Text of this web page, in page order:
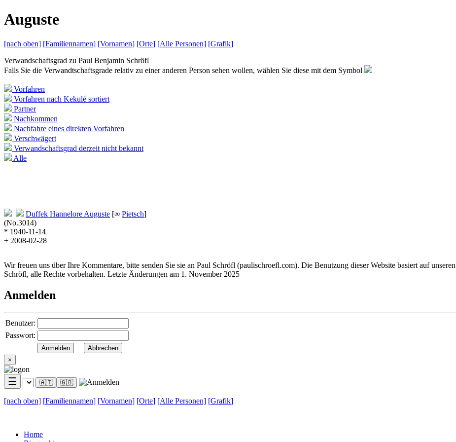
Auguste
[nach oben] [Familiennamen] [Vornamen] [Orte] [Alle Personen] [Grafik]
Verwandschaftsgrad zu Paul Benjamin Schröfl
Falls Sie die Verwandtschaftsgrade relativ zu einer anderen Person sehen wollen, wählen Sie diese mit dem Symbol
Vorfahren
Vorfahren nach Kekulé sortiert
Partner
Nachkommen
Nachfahre eines direkten Vorfahren
Verschwägert
Verwandschaftsgrad derzeit nicht bekannt
Alle
Duffek Hannelore Auguste [∞ Pietsch]
(No.3014)
* 1940-11-14
+ 2008-02-28
Wir freuen uns über Ihre Kommentare, bitte senden Sie sie an Paul Schröfl (paulischroefl.com). Die Benutzung dieser Website basiert auf unseren
Schröfl, alle Rechte vorbehalten. Letzte Änderungen am 1. November 2025
Anmelden
Benutzer:
Passwort:
×
☰ 🇦🇹 🇬🇧
[nach oben] [Familiennamen] [Vornamen] [Orte] [Alle Personen] [Grafik]
Home